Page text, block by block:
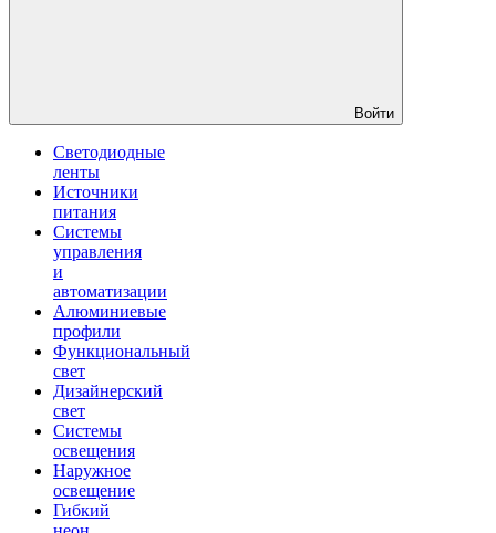
Войти
Светодиодные
ленты
Источники
питания
Системы
управления
и
автоматизации
Алюминиевые
профили
Функциональный
свет
Дизайнерский
свет
Системы
освещения
Наружное
освещение
Гибкий